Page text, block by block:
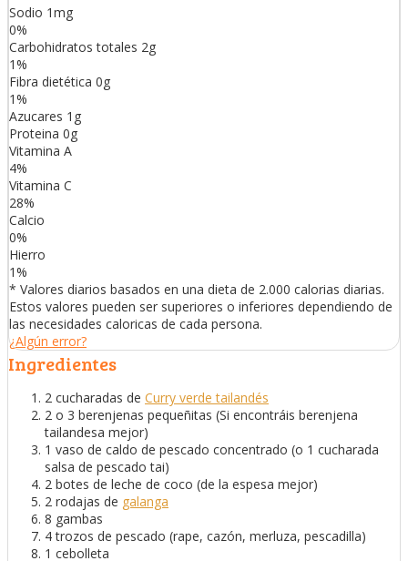
Sodio 1mg
0%
Carbohidratos totales 2g
1%
Fibra dietética 0g
1%
Azucares 1 g
Proteina 0g
Vitamina A
4%
Vitamina C
28%
Calcio
0%
Hierro
1%
* Valores diarios basados en una dieta de 2.000 calorias diarias.
Estos valores pueden ser superiores o inferiores dependiendo de
las necesidades caloricas de cada persona.
¿Algún error?
Ingredientes
2 cucharadas de Curry verde tailandés
2 o 3 berenjenas pequeñitas (Si encontráis berenjena
tailandesa mejor)
1 vaso de caldo de pescado concentrado (o 1 cucharada
salsa de pescado tai)
2 botes de leche de coco (de la espesa mejor)
2 rodajas de galanga
8 gambas
4 trozos de pescado (rape, cazón, merluza, pescadilla)
1 cebolleta